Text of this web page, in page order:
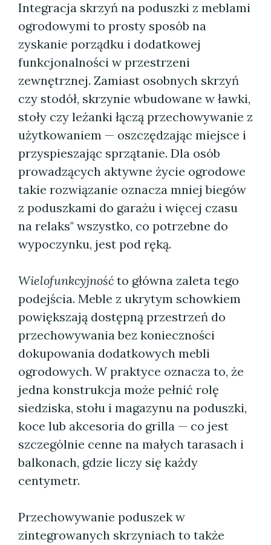
Integracja skrzyń na poduszki z meblami
ogrodowymi to prosty sposób na
zyskanie porządku i dodatkowej
funkcjonalności w przestrzeni
zewnętrznej. Zamiast osobnych skrzyń
czy stodół, skrzynie wbudowane w ławki,
stoły czy leżanki łączą przechowywanie z
użytkowaniem — oszczędzając miejsce i
przyspieszając sprzątanie. Dla osób
prowadzących aktywne życie ogrodowe
takie rozwiązanie oznacza mniej biegów
z poduszkami do garażu i więcej czasu
na relaks" wszystko, co potrzebne do
wypoczynku, jest pod ręką.
Wielofunkcyjność to główna zaleta tego
podejścia. Meble z ukrytym schowkiem
powiększają dostępną przestrzeń do
przechowywania bez konieczności
dokupowania dodatkowych mebli
ogrodowych. W praktyce oznacza to, że
jedna konstrukcja może pełnić rolę
siedziska, stołu i magazynu na poduszki,
koce lub akcesoria do grilla — co jest
szczególnie cenne na małych tarasach i
balkonach, gdzie liczy się każdy
centymetr.
Przechowywanie poduszek w
zintegrowanych skrzyniach to także